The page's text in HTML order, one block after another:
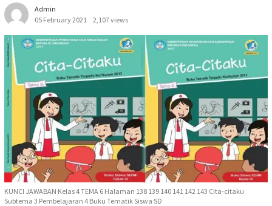
Admin
05 February 2021
2,107 views
KUNCI JAWABAN Kelas 4 TEMA 6 Halaman 138 139 140 141 142 143 Cita-citaku
Subtema 3 Pembelajaran 4 Buku Tematik Siswa SD